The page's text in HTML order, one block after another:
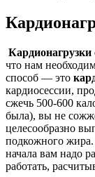
Кардионагрузки
что нам
способ — это
кардиосессии,
сжечь 500-600
была), вы не
целесообразно
подкожного
начала вам надо
работать,